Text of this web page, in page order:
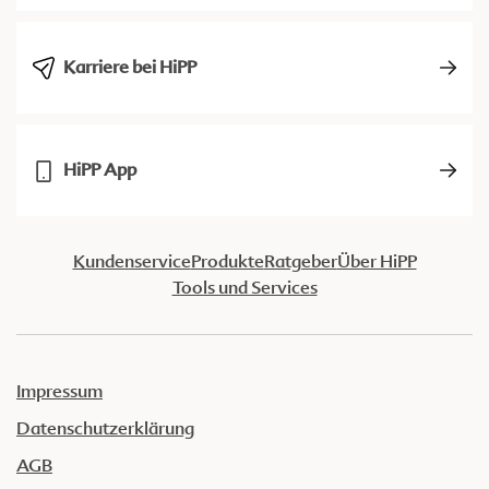
Karriere bei HiPP
HiPP App
KundenserviceProdukteRatgeberÜber HiPP
Tools und Services
Impressum
Datenschutzerklärung
AGB